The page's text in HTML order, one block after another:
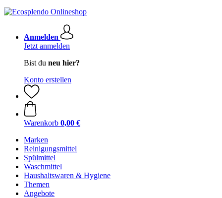
Anmelden
Jetzt anmelden
Bist du neu hier?
Konto erstellen
Warenkorb 0,00 €
Marken
Reinigungsmittel
Spülmittel
Waschmittel
Haushaltswaren & Hygiene
Themen
Angebote